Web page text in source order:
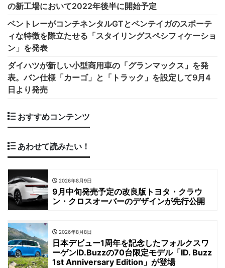
の新工場において2022年後半に開始予定
ベントレーがコンチネンタルGTとベンテイガのスポーテ
ィな特徴を際立たせる「スタイリングスペシフィケーショ
ン」を発表
ダイハツが新しい小型商用車の「グランマックス」を発
表。バン仕様「カーゴ」と「トラック」を設定して9月4
日より発売
おすすめコンテンツ
あわせて読みたい！
2026年8月9日
9月中旬発売予定の改良版トヨタ・クラウ
ン・クロスオーバーのデザインが先行公開
2026年8月8日
日本デビュー1周年を記念したフォルクスワ
ーゲンID.Buzzの70台限定モデル「ID. Buzz
1st Anniversary Edition」が登場